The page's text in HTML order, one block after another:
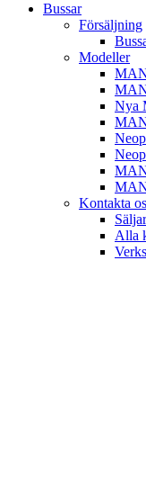
Bussar
Försäljning
Modeller
Nya
Kontakta
Alla